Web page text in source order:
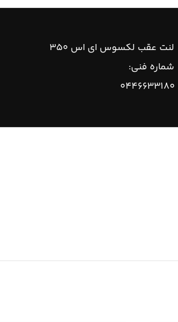
لنت عقب لکسوس ای اس ۳۵۰
شماره فنی:
۰۴۴۶۶۳۳۱۸۰